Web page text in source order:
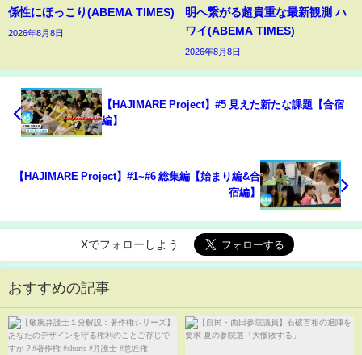
係性にほっこり(ABEMA TIMES)
2026年8月8日
明へ繋がる超貴重な最新観測 ハ
ワイ(ABEMA TIMES)
2026年8月8日
【HAJIMARE Project】#5 見えた新たな課題【合宿
編】
【HAJIMARE Project】#1~#6 総集編【始まり編&合
宿編】
Xでフォローしよう
おすすめの記事